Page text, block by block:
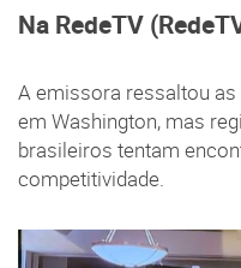
Na RedeTV
A emissora ressaltou
em Washington, mas
brasileiros tentam
competitividade.